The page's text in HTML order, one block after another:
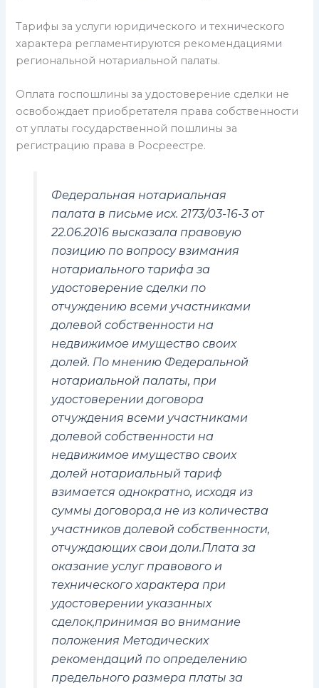
Тарифы за услуги юридического и технического
характера регламентируются рекомендациями
региональной нотариальной палаты.
Оплата госпошлины за удостоверение сделки не
освобождает приобретателя права собственности
от уплаты государственной пошлины за
регистрацию права в Росреестре.
Федеральная нотариальная
палата в письме исх. 2173/03-16-3 от
22.06.2016 высказала правовую
позицию по вопросу взимания
нотариального тарифа за
удостоверение сделки по
отчуждению всеми участниками
долевой собственности на
недвижимое имущество своих
долей. По мнению Федеральной
нотариальной палаты, при
удостоверении договора
отчуждения всеми участниками
долевой собственности на
недвижимое имущество своих
долей нотариальный тариф
взимается однократно, исходя из
суммы договора,а не из количества
участников долевой собственности,
отчуждающих свои доли.Плата за
оказание услуг правового и
технического характера при
удостоверении указанных
сделок,принимая во внимание
положения Методических
рекомендаций по определению
предельного размера платы за